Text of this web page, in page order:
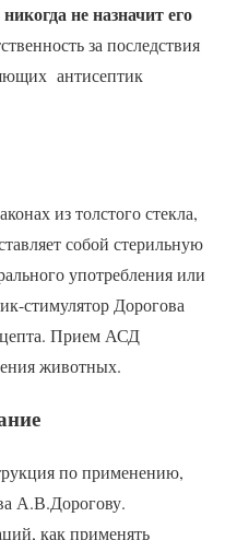
не назначит его
за последствия
антисептик
из толстого стекла,
собой стерильную
употребления или
стимулятор Дорогова
Прием АСД
животных.
по применению,
А.В.Дорогову.
как применять